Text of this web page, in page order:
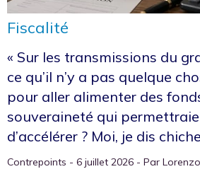
Fiscalité
« Sur les transmissions du
ce qu’il n’y a pas quelque
pour aller alimenter des
souveraineté qui
d’accélérer ? Moi, je dis
Contrepoints - 6 juillet 2026 - Par